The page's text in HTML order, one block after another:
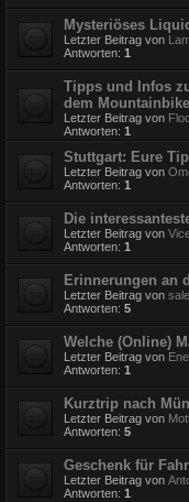
Mysteriöses
Letzter Beitrag von
Antworten: 1
Tipps und Infos
dem
Letzter Beitrag von
Antworten: 1
Stuttgart: Eure
Letzter Beitrag von
Antworten: 1
Die
Letzter Beitrag von
Antworten: 1
Erinnerungen an
Letzter Beitrag von
Antworten: 5
Welche (Online)
Letzter Beitrag von
Antworten: 1
Kurztrip nach
Letzter Beitrag von
Antworten: 5
Geschenk für
Letzter Beitrag von
Antworten: 1